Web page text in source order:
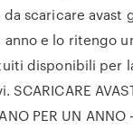
da scaricare avast
anno e lo ritengo
disponibili per
PER UN